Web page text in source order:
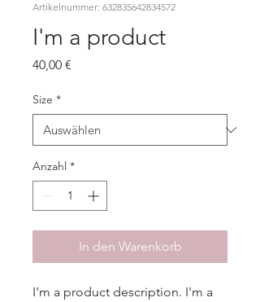
Artikelnummer: 632835642834572
I'm a product
40,00 €
Size *
Anzahl *
In den Warenkorb
I'm a product description. I'm a